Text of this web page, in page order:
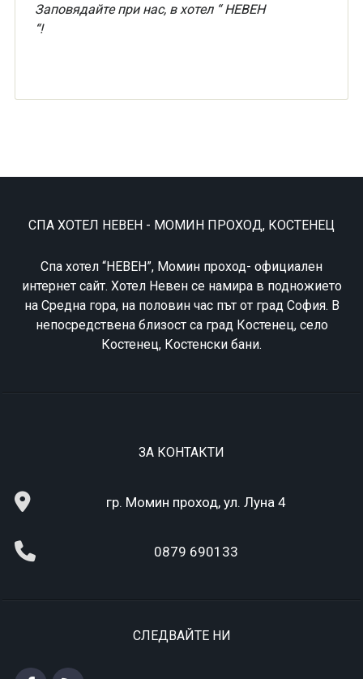
Заповядайте при нас, в хотел “ НЕВЕН
“!
СПА ХОТЕЛ НЕВЕН - МОМИН ПРОХОД, КОСТЕНЕЦ
Спа хотел “НЕВЕН”, Момин проход- официален
интернет сайт. Хотел Невен се намира в подножието
на Средна гора, на половин час път от град София. В
непосредствена близост са град Костенец, село
Костенец, Костенски бани.
ЗА КОНТАКТИ
гр. Момин проход, ул. Луна 4
0879 690133
СЛЕДВАЙТЕ НИ